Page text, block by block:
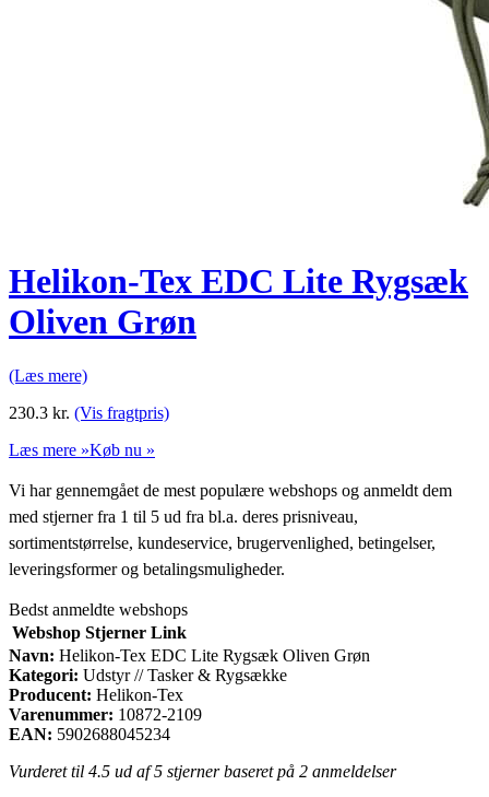
Helikon-Tex EDC Lite Rygsæk
Oliven Grøn
(Læs mere)
230.3 kr. (Vis fragtpris)
Læs mere »Køb nu »
Vi har gennemgået de mest populære webshops og anmeldt dem
med stjerner fra 1 til 5 ud fra bl.a. deres prisniveau,
sortimentstørrelse, kundeservice, brugervenlighed, betingelser,
leveringsformer og betalingsmuligheder.
Bedst anmeldte webshops
Webshop Stjerner Link
Navn: Helikon-Tex EDC Lite Rygsæk Oliven Grøn
Kategori: Udstyr // Tasker & Rygsække
Producent: Helikon-Tex
Varenummer: 10872-2109
EAN: 5902688045234
Vurderet til 4.5 ud af 5 stjerner baseret på 2 anmeldelser